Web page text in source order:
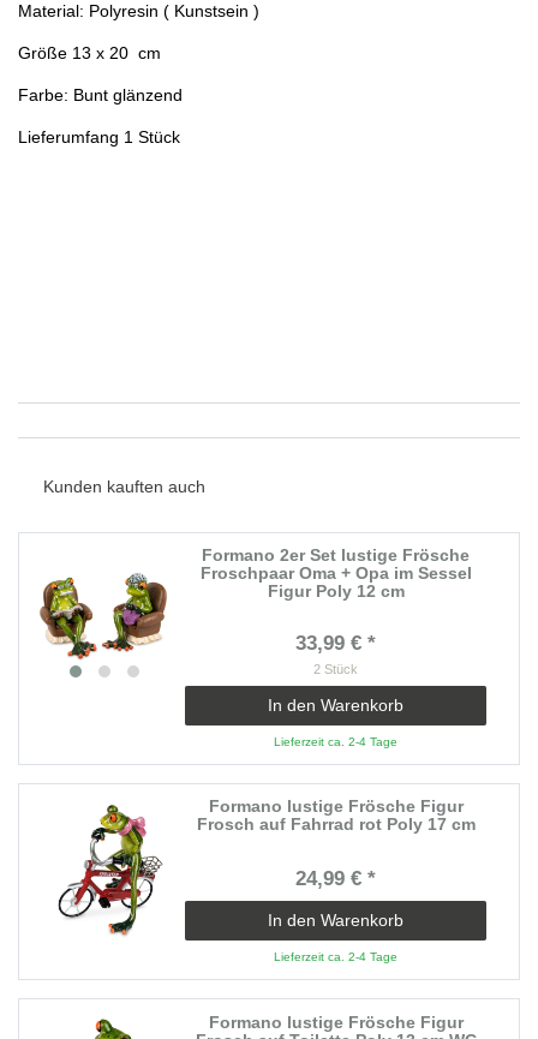
Material: Polyresin ( Kunstsein )
Größe 13 x 20 cm
Farbe: Bunt glänzend
Lieferumfang 1 Stück
Kunden kauften auch
Formano 2er Set lustige Frösche
Froschpaar Oma + Opa im Sessel
Figur Poly 12 cm
33,99 € *
2 Stück
In den Warenkorb
Lieferzeit ca. 2-4 Tage
Formano lustige Frösche Figur
Frosch auf Fahrrad rot Poly 17 cm
24,99 € *
In den Warenkorb
Lieferzeit ca. 2-4 Tage
Formano lustige Frösche Figur